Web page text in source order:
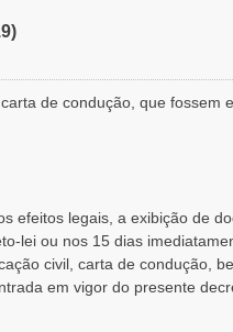
de condução, que fossem
efeitos legais, a exibição de
lei ou nos 15 dias
civil, carta de condução,
em vigor do presente